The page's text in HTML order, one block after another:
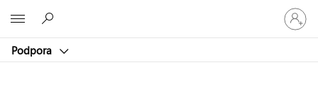
Podpora
Přihlaste
se
ke
účtu